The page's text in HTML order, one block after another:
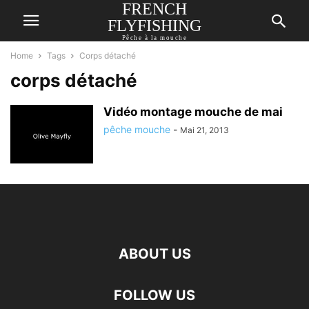
FRENCH
FLYFISHING
Pêche à la mouche
Home Tags Corps détaché
corps détaché
Vidéo montage mouche de mai
pêche mouche - Mai 21, 2013
ABOUT US
FOLLOW US